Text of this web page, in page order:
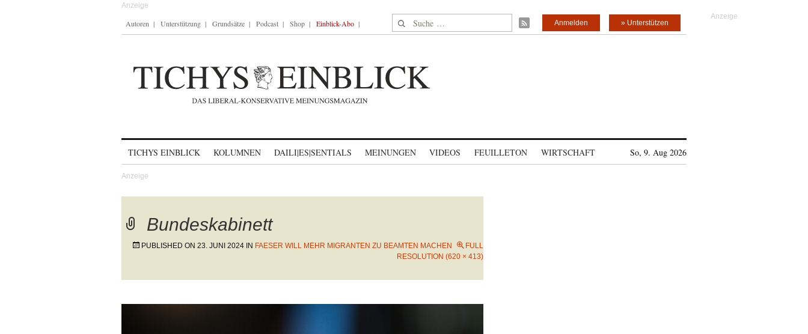
Autoren Unterstützung Grundsätze Podcast Shop Einblick-Abo Suche nach: » Unterstützen
Anmelden
TICHYS EINBLICK KOLUMNEN DAILI|ES|SENTIALS MEINUNGEN VIDEOS FEUILLETON WIRTSCHAFT So, 9. Aug 2026
Bundeskabinett
PUBLISHED ON 23. JUNI 2024 IN FAESER WILL MEHR MIGRANTEN ZU BEAMTEN MACHEN
FULL
RESOLUTION (620 × 413)